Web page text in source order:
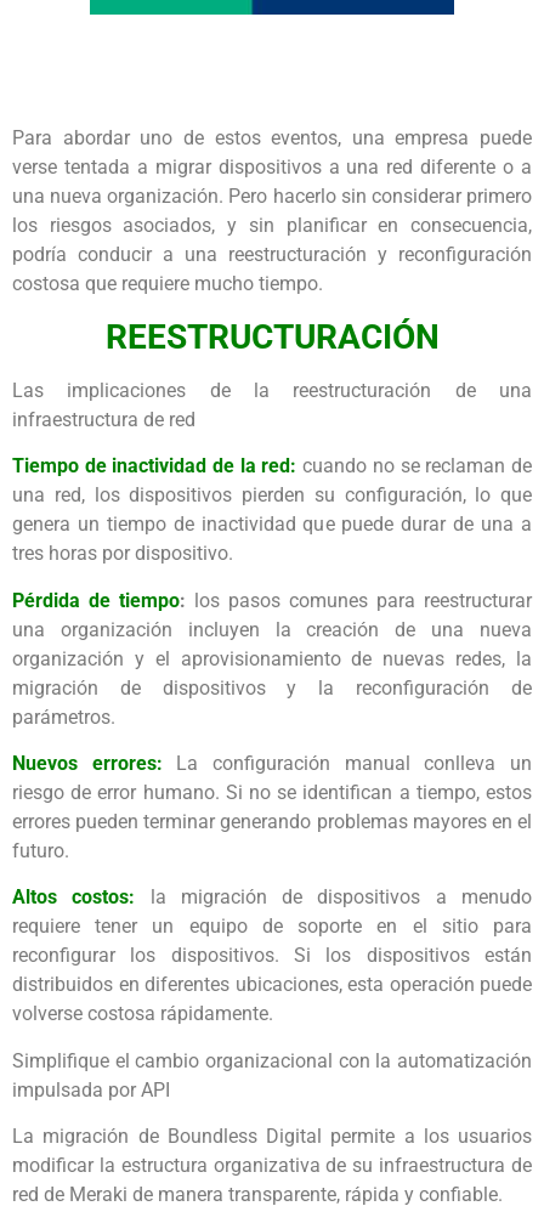
Para abordar uno de estos eventos, una empresa puede
verse tentada a migrar dispositivos a una red diferente o a
una nueva organización. Pero hacerlo sin considerar primero
los riesgos asociados, y sin planificar en consecuencia,
podría conducir a una reestructuración y reconfiguración
costosa que requiere mucho tiempo.
REESTRUCTURACIÓN
Las implicaciones de la reestructuración de una
infraestructura de red
Tiempo de inactividad de la red: cuando no se reclaman de
una red, los dispositivos pierden su configuración, lo que
genera un tiempo de inactividad que puede durar de una a
tres horas por dispositivo.
Pérdida de tiempo: los pasos comunes para reestructurar
una organización incluyen la creación de una nueva
organización y el aprovisionamiento de nuevas redes, la
migración de dispositivos y la reconfiguración de
parámetros.
Nuevos errores:
La configuración manual conlleva un
riesgo de error humano. Si no se identifican a tiempo, estos
errores pueden terminar generando problemas mayores en el
futuro.
Altos costos: la migración de dispositivos a menudo
requiere tener un equipo de soporte en el sitio para
reconfigurar los dispositivos. Si los dispositivos están
distribuidos en diferentes ubicaciones, esta operación puede
volverse costosa rápidamente.
Simplifique el cambio organizacional con la automatización
impulsada por API
La migración de Boundless Digital permite a los usuarios
modificar la estructura organizativa de su infraestructura de
red de Meraki de manera transparente, rápida y confiable.